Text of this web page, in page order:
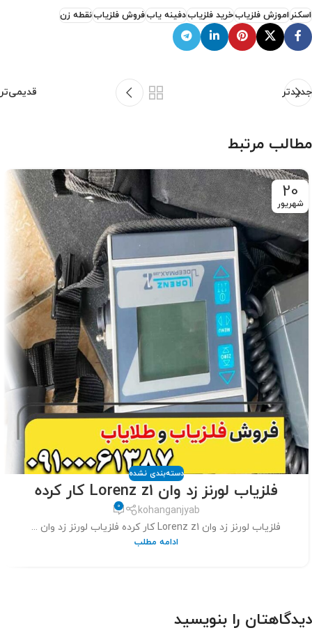
اسکنراموزش فلزیابخرید فلزیابدفینه یابفروش فلزیابنقطه زن
جدیدتر قدیمی‌تر
مطالب مرتبط
20
شهریور
دسته‌بندی نشده
فلزیاب لورنز زد وان Lorenz z1 کار کرده
kohanganjyab
0
فلزیاب لورنز زد وان Lorenz z1 کار کرده فلزیاب لورنز زد وان ...
ادامه مطلب
دیدگاهتان را بنویسید